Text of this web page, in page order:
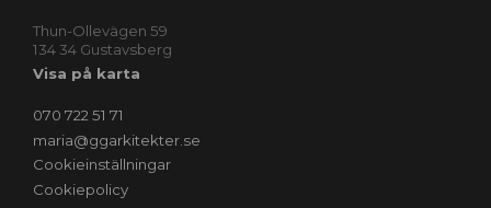
Thun-Ollevägen 59
134 34 Gustavsberg
Visa på karta
070 722 51 71
maria@ggarkitekter.se
Cookieinställningar
Cookiepolicy